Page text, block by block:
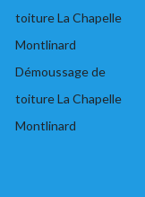
toiture La Chapelle
Montlinard
Démoussage de
toiture La Chapelle
Montlinard